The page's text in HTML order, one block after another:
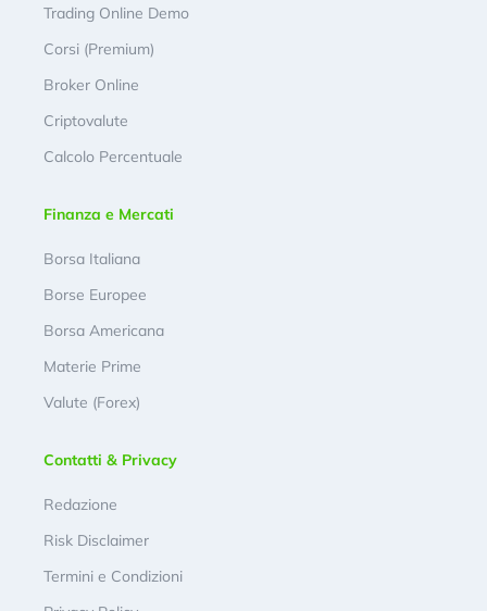
Trading Online Demo
Corsi (Premium)
Broker Online
Criptovalute
Calcolo Percentuale
Finanza e Mercati
Borsa Italiana
Borse Europee
Borsa Americana
Materie Prime
Valute (Forex)
Contatti & Privacy
Redazione
Risk Disclaimer
Termini e Condizioni